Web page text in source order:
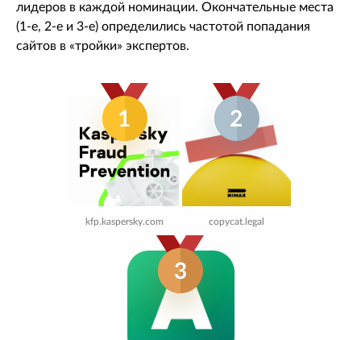
лидеров в каждой номинации. Окончательные места
(1-е, 2-е и 3-е) определились частотой попадания
сайтов в «тройки» экспертов.
1
kfp.kaspersky.com
2
copycat.legal
3